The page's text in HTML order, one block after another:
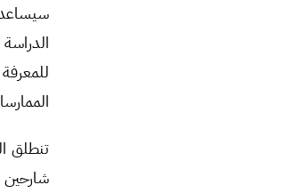
سيساعد
تنطلق